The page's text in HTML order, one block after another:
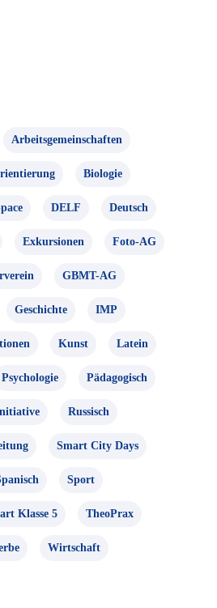
Arbeitsgemeinschaften
Biologie
DELF Deutsch
Exkursionen Foto-AG
GBMT-AG
Geschichte IMP
Kunst Latein
Psychologie Pädagogisch
Russisch
Smart City Days
Sport
Klasse 5 TheoPrax
Wirtschaft